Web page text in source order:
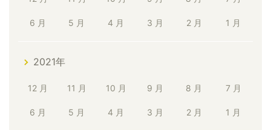
6 月 5 月 4 月 3 月 2 月 1 月
2021年
12 月 11 月 10 月 9 月 8 月 7 月
6 月 5 月 4 月 3 月 2 月 1 月